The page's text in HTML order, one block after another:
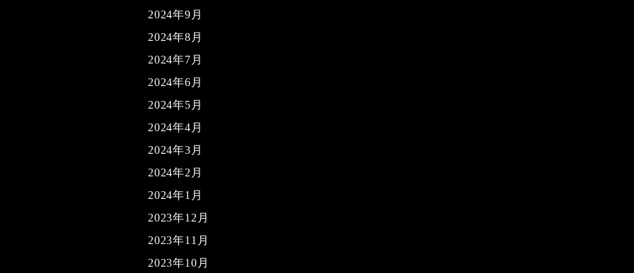
2024年9月
2024年8月
2024年7月
2024年6月
2024年5月
2024年4月
2024年3月
2024年2月
2024年1月
2023年12月
2023年11月
2023年10月